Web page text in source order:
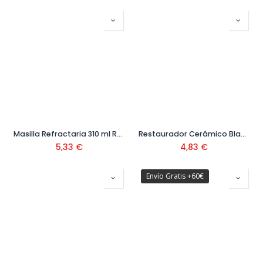
Masilla Refractaria 310 ml Ref. 506301
5,33 €
Restaurador Cerámico Blanco Ref. 505101
4,83 €
Envío Gratis +60€